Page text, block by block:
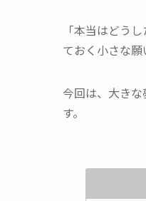
「本当はどう
ておく小さな願
今回は、大き
す。